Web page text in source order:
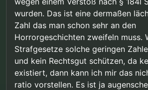
wurden. Das ist eine dermaßen
Zahl das man schon sehr an den
Horrorgeschichten zweifeln muss.
Strafgesetze solche geringen
und kein Rechtsgut schützen, da
existiert, dann kann ich mir das
ratio vorstellen. Es ist ja